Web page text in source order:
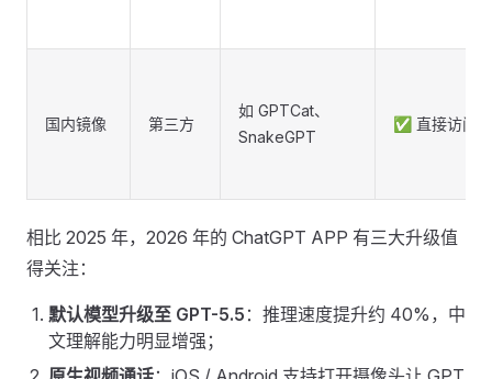
国内镜像 第三方
如 GPTCat、
SnakeGPT
✅ 直接访问
相比 2025 年，2026 年的 ChatGPT APP 有三大升级值
得关注：
默认模型升级至 GPT-5.5 ：推理速度提升约 40%，中
文理解能力明显增强；